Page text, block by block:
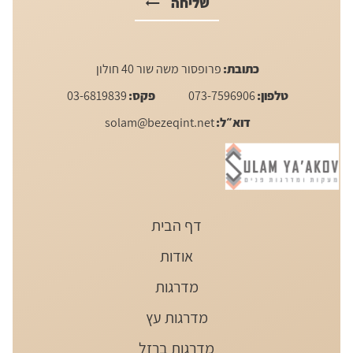
כתובת:פרופסור משה שור 40 חולון
טלפון:073-7596906 פקס:03-6819839
דוא״ל:solam@bezeqint.net
דף הבית
אודות
מדרגות
מדרגות עץ
מדרגות ברזל